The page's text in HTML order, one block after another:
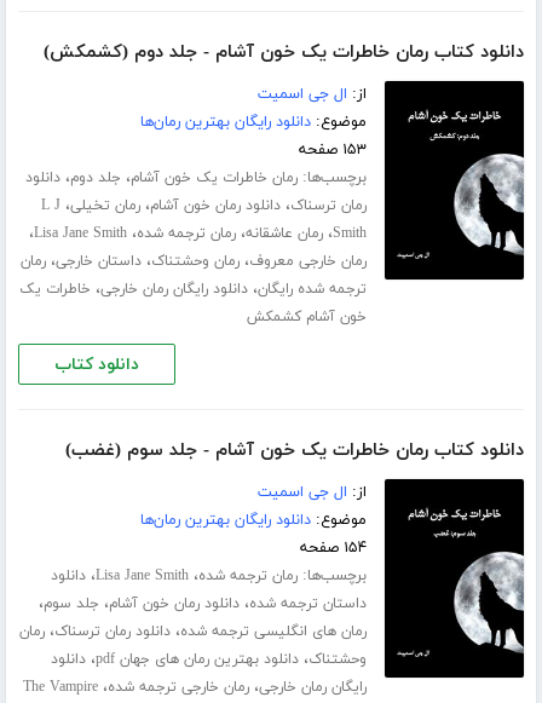
دانلود کتاب رمان خاطرات یک خون آشام - جلد دوم (کشمکش)
از: ال جی اسمیت
موضوع:دانلود رایگان بهترین رمان‌ها
۱۵۳ صفحه
برچسب‌ها:رمان خاطرات یک خون آشام، جلد دوم،دانلود
رمان ترسناک،دانلود رمان خون آشام،رمان تخیلی، L J
Smith،رمان عاشقانه،رمان ترجمه شده،Lisa Jane Smith،
رمان خارجی معروف،رمان وحشتناک،داستان خارجی،رمان
ترجمه شده رایگان،دانلود رایگان رمان خارجی، خاطرات یک
خون آشام کشمکش
دانلود کتاب
دانلود کتاب رمان خاطرات یک خون آشام - جلد سوم (غضب)
از: ال جی اسمیت
موضوع:دانلود رایگان بهترین رمان‌ها
۱۵۴ صفحه
برچسب‌ها:رمان ترجمه شده،Lisa Jane Smith،دانلود
داستان ترجمه شده،دانلود رمان خون آشام، جلد سوم،
رمان های انگلیسی ترجمه شده،دانلود رمان ترسناک،رمان
وحشتناک،دانلود بهترین رمان های جهان pdf ،دانلود
رایگان رمان خارجی،رمان خارجی ترجمه شده،The Vampire